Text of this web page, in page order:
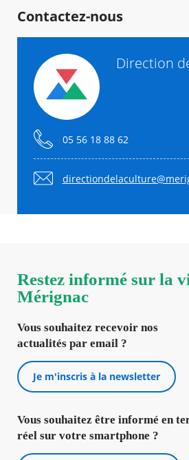
Contactez-nous
Direction
05 56 18 88 62
Restez informé sur la
Mérignac
Vous souhaitez recevoir nos
actualités par email ?
Je m'inscris à la newsletter
Vous souhaitez être informé en
réel sur votre smartphone ?